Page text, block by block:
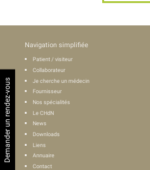
Navigation simplifiée
Patient / visiteur
Collaborateur
Je cherche un médecin
Fournisseur
Nos spécialités
Le CHdN
News
Downloads
Liens
Annuaire
Contact
Demander un rendez-vous